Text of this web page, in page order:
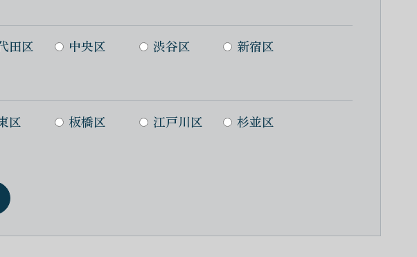
田区 中央区 渋谷区 新宿区
区 板橋区 江戸川区
杉並区